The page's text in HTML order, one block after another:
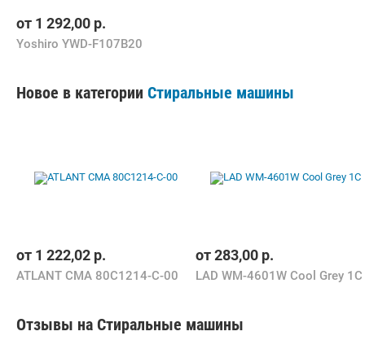
от 1 292,00 р.
Yoshiro YWD-F107B20
Новое в категории Стиральные машины
от 1 222,02 р.
ATLANT СМА 80С1214-С-00
от283,00 р.
LAD WM-4601W Cool Grey 1C
Отзывы на Стиральные машины